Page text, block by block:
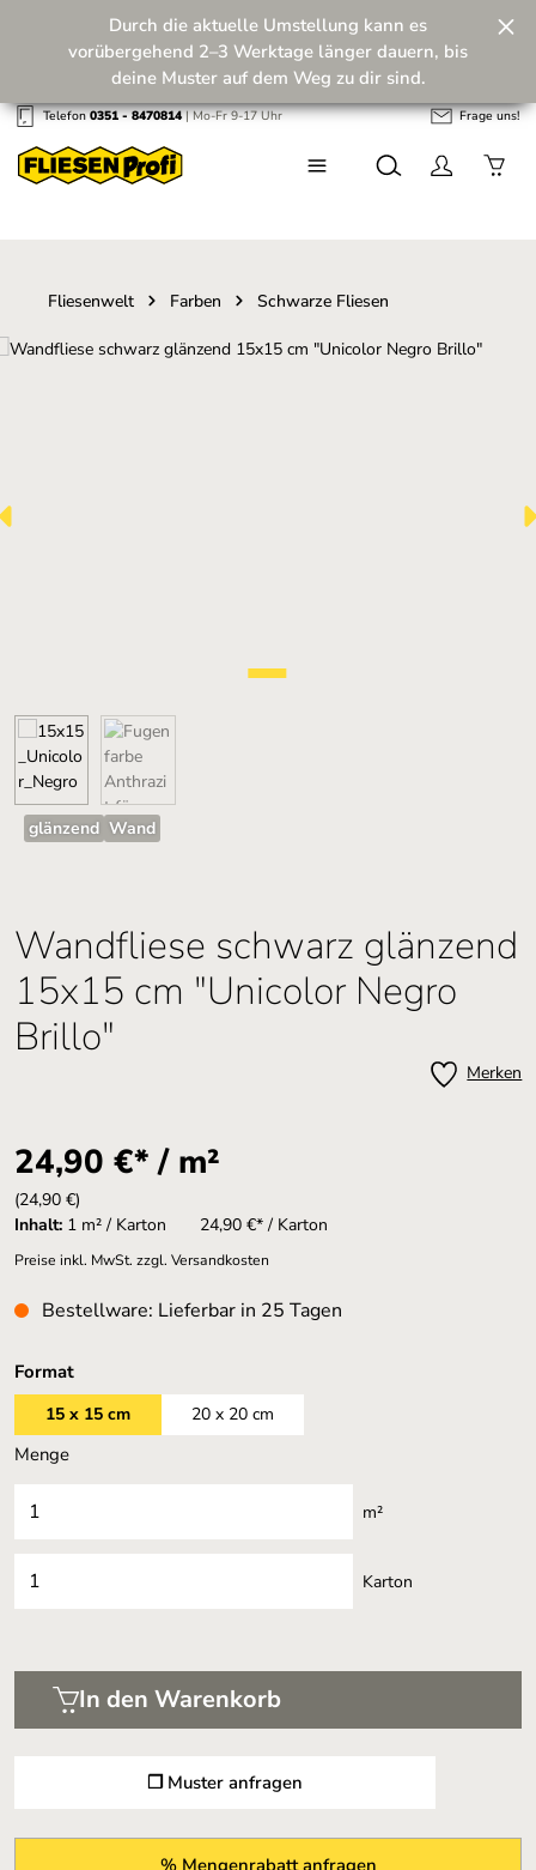
Zum Hauptinhalt springen
Zukunft! 💪
Durch die aktuelle Umstellung kann es
vorübergehend 2–3 Werktage länger dauern, bis
deine Muster auf dem Weg zu dir sind.
Telefon0351 - 8470814| Mo-Fr 9-17 Uhr Frage uns!
Fliesenwelt Farben Schwarze Fliesen
Bildergalerie überspringen
glänzend Wand
Wandfliese schwarz glänzend
15x15 cm "Unicolor Negro
Brillo"
Merken
24,90 €* / m²
(24,90 €)
Inhalt: 1 m² / Karton 24,90 €* / Karton
Preise inkl. MwSt. zzgl. Versandkosten
Bestellware: Lieferbar in 25 Tagen
Formatauswählen
15 x 15 cm 20 x 20 cm
❐ Muster anfragen
Menge
m²
Karton
In den Warenkorb
% Mengenrabatt anfragen